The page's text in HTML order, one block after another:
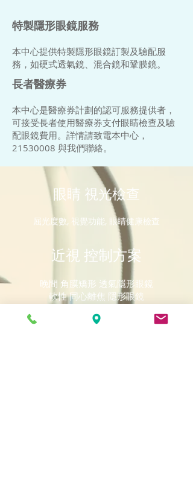
特製隱形眼鏡服務
本中心提供特製隱形眼鏡訂製及驗配服
務，如硬式透氣鏡、混合鏡和鞏膜鏡。
​長者醫療券
本中心是醫療券計劃的認可服務提供者，
可接受長者使用醫療券支付眼睛檢查及驗
配眼鏡費用。詳情請致電本中心，
21530008 與我們聯絡。
眼睛 視光檢查
屈光度數, 視覺功能, 眼睛健康檢查
近視 控制方案
晚間 角膜矯形 透氣隱形眼鏡
軟性 同心離焦 隱形眼鏡